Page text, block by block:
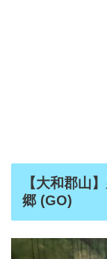
【大和郡山
郷 (GO)